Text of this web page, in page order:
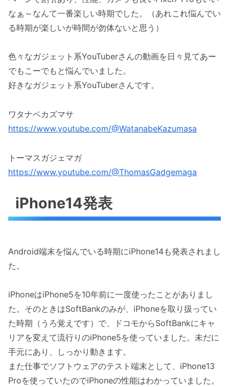
なぁ～なんて一番楽しい時期でした。（あれこれ悩んでい
る時期が楽しいが時間が勿体ないと思う）
色々なガジェット系YouTuberさんの動画を日々見てあー
でもこーでもと悩んでいました。
好きなガジェット系YouTuberさんです。
ワタナベカズマサ
https://www.youtube.com/@WatanabeKazumasa
トーマスガジェマガ
https://www.youtube.com/@ThomasGadgemaga
iPhone14発表
Android端末を悩んでいる時期にiPhone14も発表されまし
た。
iPhoneはiPhone5を10年前に一度使ったことがありまし
た。そのときはSoftBankのみが、iPhoneを取り扱ってい
た時期（うろ覚えです）で、ドコモからSoftBankにキャ
リアを変えて流行りのiPhone5を使っていました。未だに
手元にあり、しっかり動きます。
また仕事でソフトウェアのテスト端末として、iPhone13
Proを使っていたのでiPhoneの性能はわかっていました。